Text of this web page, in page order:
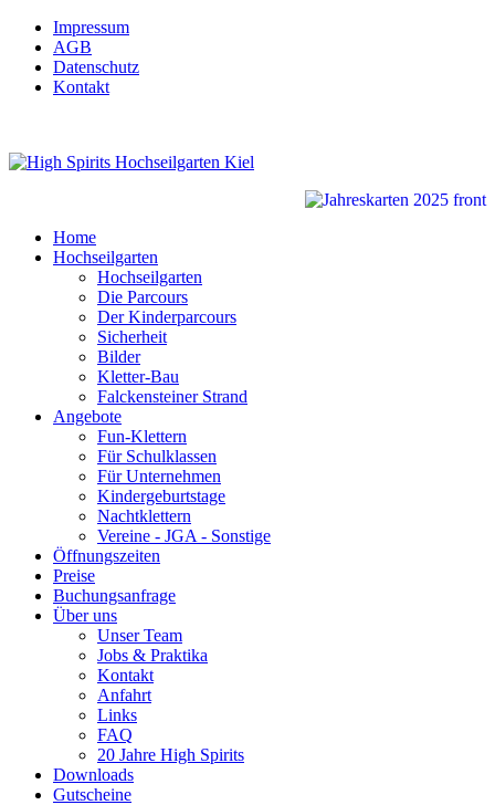
Impressum
AGB
Datenschutz
Kontakt
Home
Hochseilgarten
Hochseilgarten
Die Parcours
Der Kinderparcours
Sicherheit
Bilder
Kletter-Bau
Falckensteiner Strand
Angebote
Fun-Klettern
Für Schulklassen
Für Unternehmen
Kindergeburtstage
Nachtklettern
Vereine - JGA - Sonstige
Öffnungszeiten
Preise
Buchungsanfrage
Über uns
Unser Team
Jobs & Praktika
Kontakt
Anfahrt
Links
FAQ
20 Jahre High Spirits
Downloads
Gutscheine